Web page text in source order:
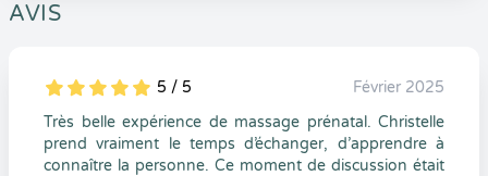
AVIS
5
1
5
0 5 / 5
Février 2025
Très belle expérience de massage prénatal. Christelle
prend vraiment le temps d’échanger, d’apprendre à
connaître la personne. Ce moment de discussion était